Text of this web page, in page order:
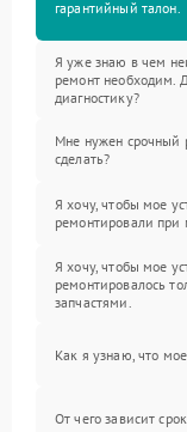
гарантийный талон.
Я уже знаю в чем
ремонт необходим.
диагностику?
Мне нужен срочный
сделать?
Я хочу, чтобы мое
ремонтировали при
Я хочу, чтобы мое
ремонтировалось
запчастями.
Как я узнаю, что
От чего зависит